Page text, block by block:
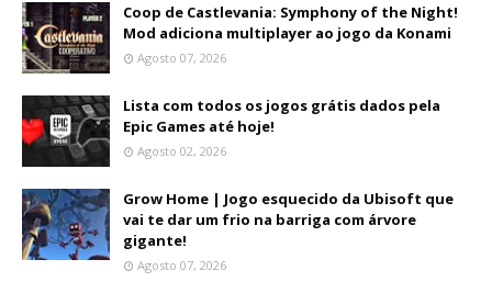
Coop de Castlevania: Symphony of the Night!
Mod adiciona multiplayer ao jogo da Konami
Agosto 07, 2026
Lista com todos os jogos grátis dados pela
Epic Games até hoje!
Agosto 02, 2026
Grow Home | Jogo esquecido da Ubisoft que
vai te dar um frio na barriga com árvore
gigante!
Agosto 07, 2026